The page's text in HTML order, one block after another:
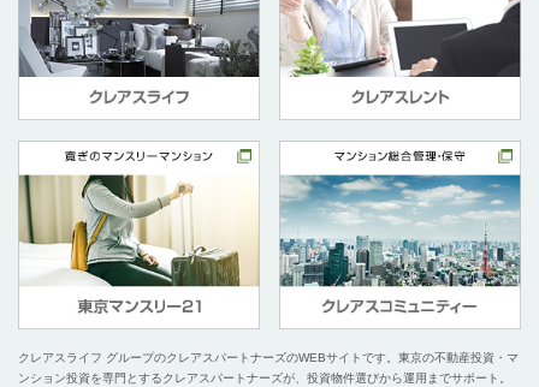
クレアスライフ グループのクレアスパートナーズのWEBサイトです。 東京の不動産投資・マ
ンション投資を専門とするクレアスパートナーズが、投資物件選びから運用までサポート。